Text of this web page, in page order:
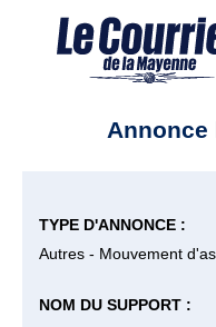
Annonce
TYPE D'ANNONCE :
Autres - Mouvement
NOM DU SUPPORT :